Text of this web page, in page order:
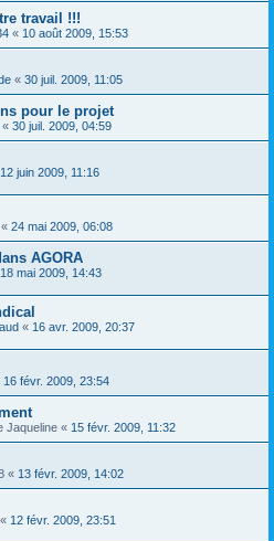
travail !!!
« 10 août 2009, 15:53
« 30 juil. 2009, 11:05
pour le projet
« 30 juil. 2009, 04:59
12 juin 2009, 11:16
« 24 mai 2009, 06:08
AGORA
18 mai 2009, 14:43
« 16 avr. 2009, 20:37
16 févr. 2009, 23:54
Jaqueline « 15 févr. 2009, 11:32
« 13 févr. 2009, 14:02
« 12 févr. 2009, 23:51